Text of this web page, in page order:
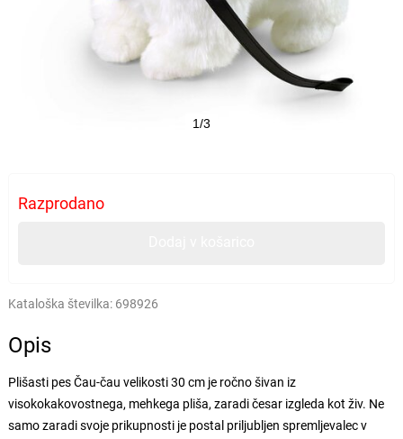
1/3
Razprodano
Kataloška številka: 698926
Opis
Plišasti pes Čau-čau velikosti 30 cm je ročno šivan iz
visokokakovostnega, mehkega pliša, zaradi česar izgleda kot živ. Ne
samo zaradi svoje prikupnosti je postal priljubljen spremljevalec v